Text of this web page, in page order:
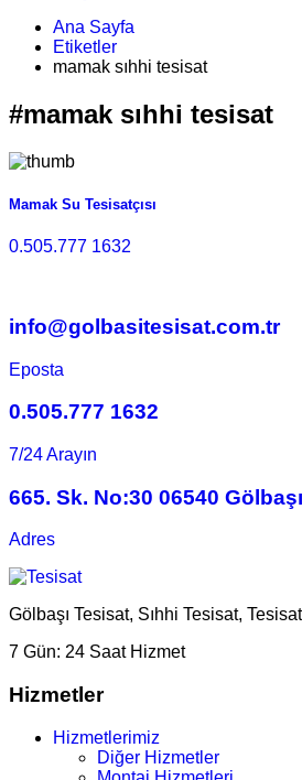
Ana Sayfa
Etiketler
mamak sıhhi tesisat
#mamak sıhhi tesisat
Mamak Su Tesisatçısı
0.505.777 1632
info@golbasitesisat.com.tr
Eposta
0.505.777 1632
7/24 Arayın
665. Sk. No:30 06540
Adres
Gölbaşı Tesisat, Sıhhi Tesisat,
7 Gün: 24 Saat Hizmet
Hizmetler
Hizmetlerimiz
Diğer Hizmetler